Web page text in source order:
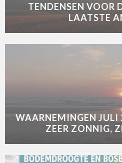
TENDENSEN VOOR
LAATSTE
WAARNEMINGEN JULI
ZEER ZONNIG,